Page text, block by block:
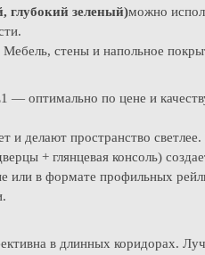
глубокий зеленый)можно
стены и напольное
— оптимально по цене и
и делают пространство
+ глянцевая консоль)
или в формате профильных
в длинных коридорах.